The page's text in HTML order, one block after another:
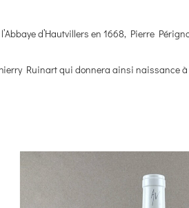
d’Hautvillers en 1668, Pierre
Ruinart qui donnera ainsi naissance